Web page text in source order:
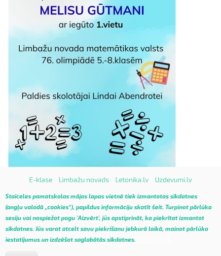
E-klase Limbažu novads Letonika.lv
Uzdevumi.lv
Vietnes karte
Staiceles pamatskolas mājas lapas vietnē tiek izmantotas sīkdatnes
(angļu valodā „cookies”), papildus informāciju skatītšeit. Turpinot pārlūka
sesiju vai nospiežot pogu 'Aizvērt', jūs apstiprināt, ka piekrītat izmantot
sīkdatnes. Jūs varat atcelt savu piekrišanu jebkurā laikā, mainot pārlūka
iestatījumus un izdzēšot saglabātās sīkdatnes.